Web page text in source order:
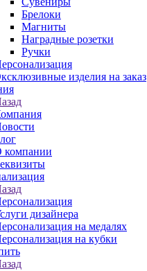
Брелоки
Магниты
Наградные розетки
Ручки
изделия на заказ
компании
дизайнера
на медалях
на кубки